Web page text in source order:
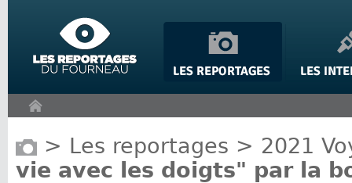
> Les reportages > 2021
vie avec les doigts" par la